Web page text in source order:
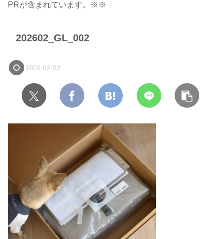
PRが含まれています。※※
202602_GL_002
2026.02.02